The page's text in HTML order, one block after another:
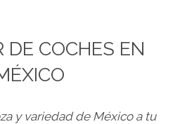
DE COCHES EN
y variedad de México a tu